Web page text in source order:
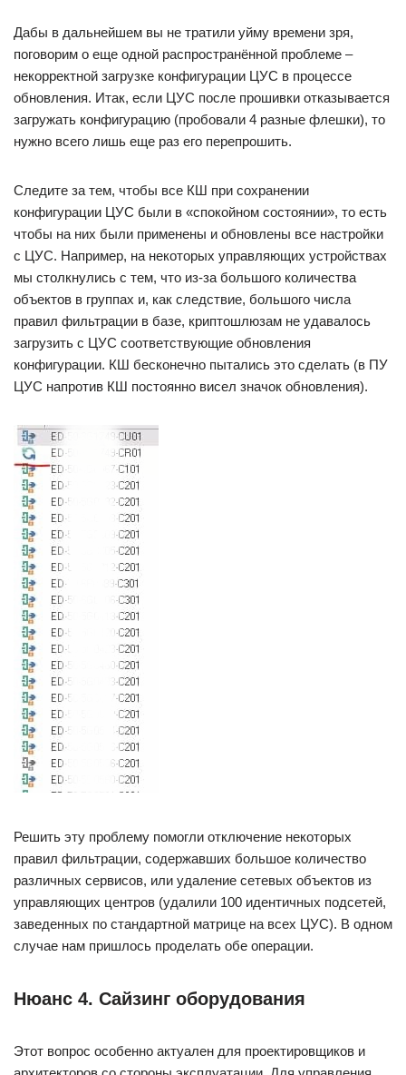
Дабы в дальнейшем вы не тратили уйму времени зря,
поговорим о еще одной распространённой проблеме –
некорректной загрузке конфигурации ЦУС в процессе
обновления. Итак, если ЦУС после прошивки отказывается
загружать конфигурацию (пробовали 4 разные флешки), то
нужно всего лишь еще раз его перепрошить.
Следите за тем, чтобы все КШ при сохранении
конфигурации ЦУС были в «спокойном состоянии», то есть
чтобы на них были применены и обновлены все настройки
с ЦУС. Например, на некоторых управляющих устройствах
мы столкнулись с тем, что из-за большого количества
объектов в группах и, как следствие, большого числа
правил фильтрации в базе, криптошлюзам не удавалось
загрузить с ЦУС соответствующие обновления
конфигурации. КШ бесконечно пытались это сделать (в ПУ
ЦУС напротив КШ постоянно висел значок обновления).
Решить эту проблему помогли отключение некоторых
правил фильтрации, содержавших большое количество
различных сервисов, или удаление сетевых объектов из
управляющих центров (удалили 100 идентичных подсетей,
заведенных по стандартной матрице на всех ЦУС). В одном
случае нам пришлось проделать обе операции.
Нюанс 4. Сайзинг оборудования
Этот вопрос особенно актуален для проектировщиков и